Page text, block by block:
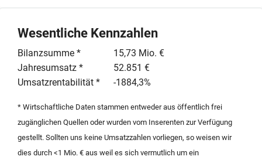
Wesentliche Kennzahlen
Bilanzsumme *
15,73 Mio. €
Jahresumsatz *
52.851 €
Umsatzrentabilität *
-1884,3%
* Wirtschaftliche Daten stammen entweder aus öffentlich frei
zugänglichen Quellen oder wurden vom Inserenten zur Verfügung
gestellt. Sollten uns keine Umsatzzahlen vorliegen, so weisen wir
dies durch <1 Mio. € aus weil es sich vermutlich um ein